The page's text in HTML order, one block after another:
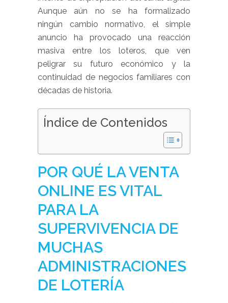
Aunque aún no se ha formalizado
ningún cambio normativo, el simple
anuncio ha provocado una reacción
masiva entre los loteros, que ven
peligrar su futuro económico y la
continuidad de negocios familiares con
décadas de historia.
Índice de Contenidos
POR QUÉ LA VENTA
ONLINE ES VITAL
PARA LA
SUPERVIVENCIA DE
MUCHAS
ADMINISTRACIONES
DE LOTERÍA